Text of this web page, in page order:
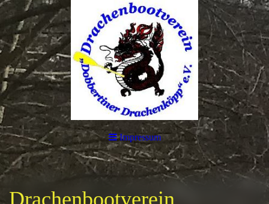
Impressum
Drachenbootverein